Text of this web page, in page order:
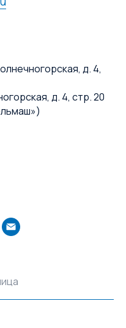
д. 4,
д. 4, стр. 20